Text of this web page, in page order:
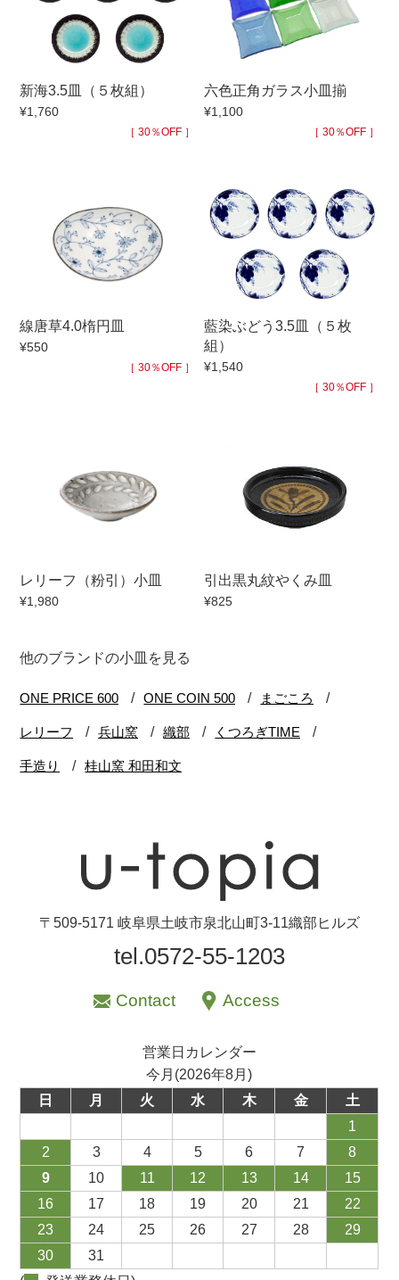
機能性
手ざわり
新海3.5皿（５枚組）
¥1,760
［ 30％OFF ］
六色正角ガラス小皿揃
¥1,100
［ 30％OFF ］
線唐草4.0楕円皿
¥550
［ 30％OFF ］
藍染ぶどう3.5皿（５枚
組）
¥1,540
［ 30％OFF ］
レリーフ（粉引）小皿
¥1,980
引出黒丸紋やくみ皿
¥825
他のブランドの小皿を見る
〒509-5171 岐阜県土岐市泉北山町3-11織部ヒルズ
tel.0572-55-1203
Contact Access
営業日カレンダー
今月(2026年8月)
日
月 火 水 木 金
土
1
2
3 4 5 6 7
8
9
10 11 12 13 14
15
16
17 18 19 20 21
22
23
24 25 26 27 28
29
30
31